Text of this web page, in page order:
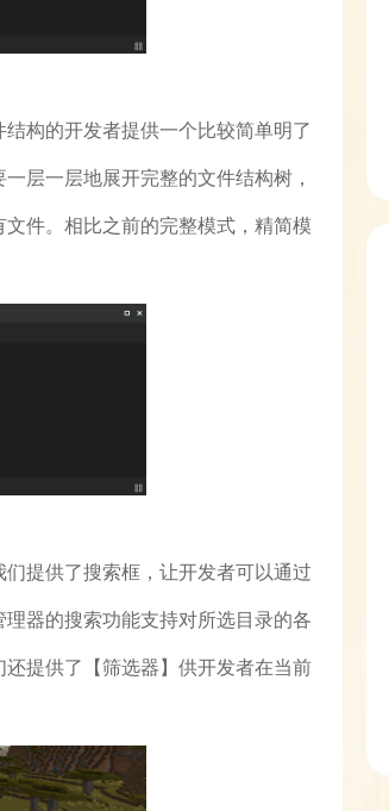
构的开发者提供一个比较简单明了
层一层地展开完整的文件结构树，
件。相比之前的完整模式，精简模
提供了搜索框，让开发者可以通过
器的搜索功能支持对所选目录的各
提供了【筛选器】供开发者在当前